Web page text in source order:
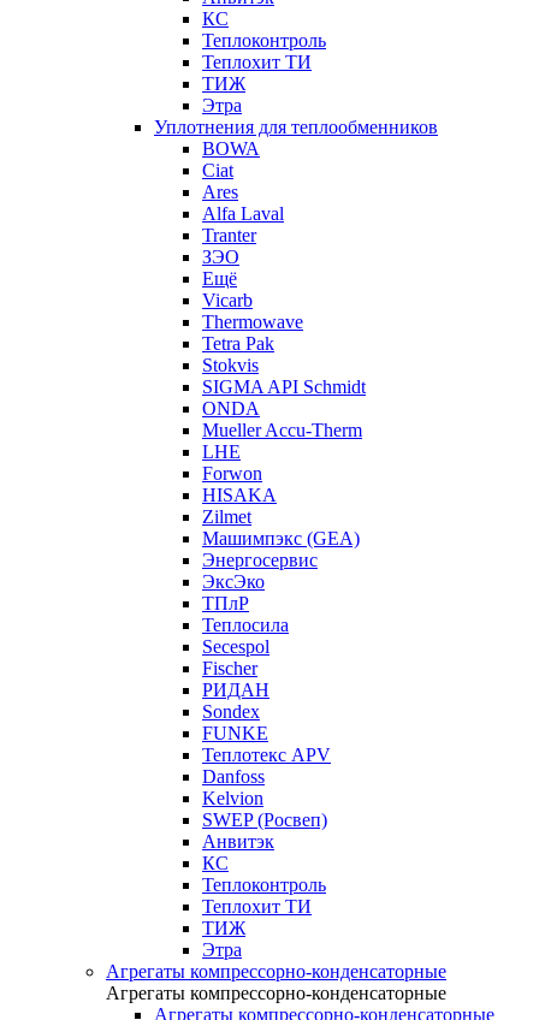
КС
Теплоконтроль
Теплохит ТИ
ТИЖ
Этра
Уплотнения для теплообменников
BOWA
Ciat
Ares
Alfa Laval
Tranter
ЗЭО
Ещё
Vicarb
Thermowave
Tetra Pak
Stokvis
SIGMA API Schmidt
ONDA
Mueller Accu-Therm
LHE
Forwon
HISAKA
Zilmet
Машимпэкс (GEA)
Энергосервис
ЭксЭко
ТПлР
Теплосила
Secespol
Fischer
РИДАН
Sondex
FUNKE
Теплотекс APV
Danfoss
Kelvion
SWEP (Росвеп)
Анвитэк
КС
Теплоконтроль
Теплохит ТИ
ТИЖ
Этра
Агрегаты компрессорно-конденсаторные
Агрегаты компрессорно-конденсаторные
Агрегаты компрессорно-конденсаторные